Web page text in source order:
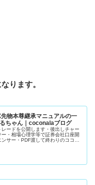
ります。
物本尊継承マニュアルの一
ちゃん｜coconalaブログ
ードを公開します・後出しチャー
ー・相場心理学等で証券会社口座開
サー・PDF渡して終わりのココナ